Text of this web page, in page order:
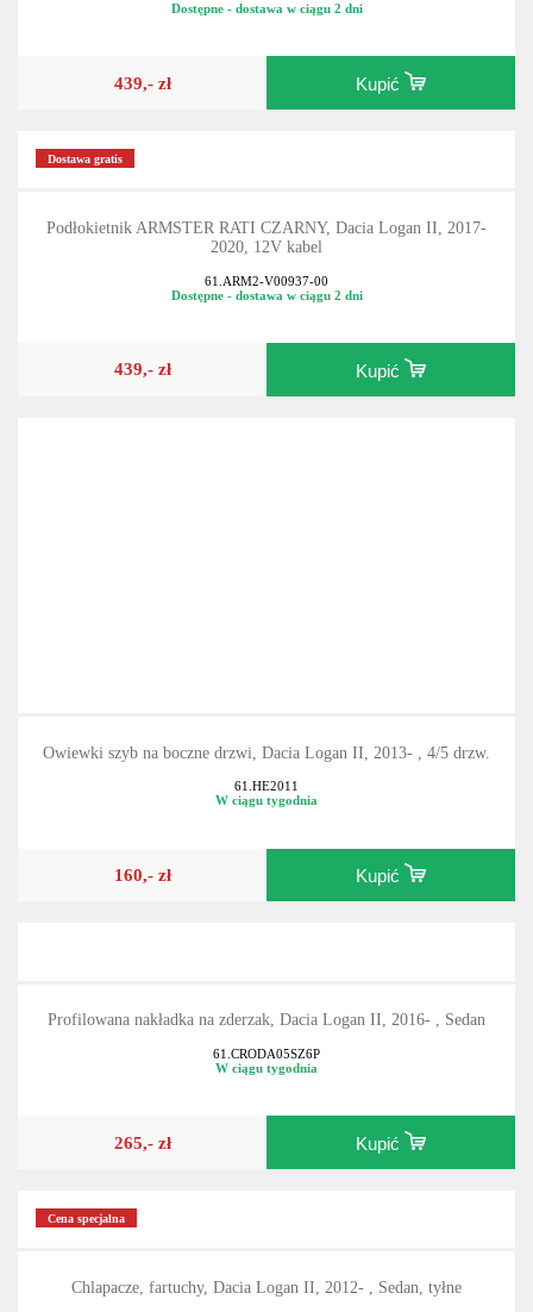
Dostępne - dostawa w ciągu 2 dni
439,- zł Kupić
Dostawa gratis
Podłokietnik ARMSTER RATI CZARNY, Dacia Logan II, 2017-
2020, 12V kabel
61.ARM2-V00937-00
Dostępne - dostawa w ciągu 2 dni
439,- zł Kupić
Owiewki szyb na boczne drzwi, Dacia Logan II, 2013- , 4/5 drzw.
61.HE2011
W ciągu tygodnia
160,- zł Kupić
Profilowana nakładka na zderzak, Dacia Logan II, 2016- , Sedan
61.CRODA05SZ6P
W ciągu tygodnia
265,- zł Kupić
Cena specjalna
Chlapacze, fartuchy, Dacia Logan II, 2012- , Sedan, tyłne